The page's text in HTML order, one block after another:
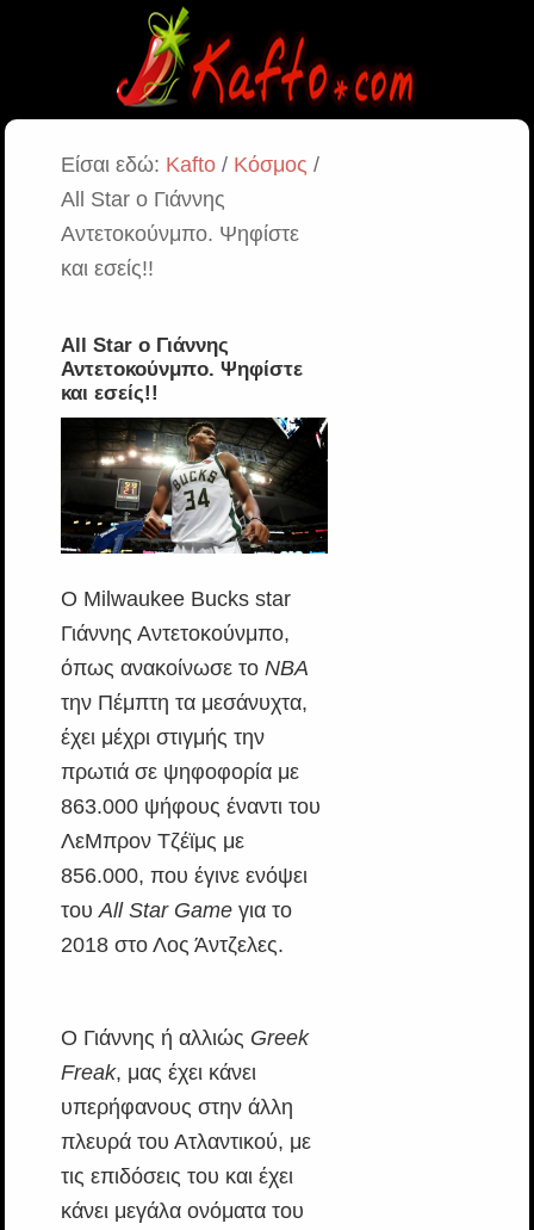
Είσαι εδώ: Kafto/ Κόσμος /
All Star ο Γιάννης
Αντετοκούνμπο. Ψηφίστε
και εσείς!!
All Star ο Γιάννης
Αντετοκούνμπο. Ψηφίστε
και εσείς!!
Ο Milwaukee Bucks star
Γιάννης Αντετοκούνμπο,
όπως ανακοίνωσε το NBA
την Πέμπτη τα μεσάνυχτα,
έχει μέχρι στιγμής την
πρωτιά σε ψηφοφορία με
863.000 ψήφους έναντι του
ΛεΜπρον Τζέϊμς με
856.000, που έγινε ενόψει
τουAll Star Gameγια το
2018 στο Λος Άντζελες.
Ο Γιάννης ή αλλιώς Greek
Freak, μας έχει κάνει
υπερήφανους στην άλλη
πλευρά του Ατλαντικού, με
τις επιδόσεις του και έχει
κάνει μεγάλα ονόματα του